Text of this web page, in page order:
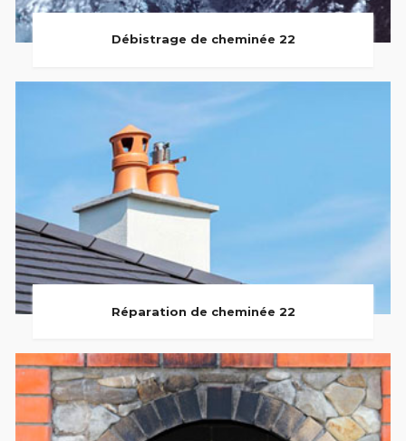
Débistrage de cheminée 22
Réparation de cheminée 22